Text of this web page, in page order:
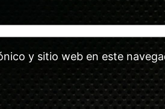
y sitio web en este